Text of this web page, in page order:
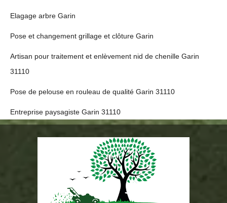
Elagage arbre Garin
Pose et changement grillage et clôture Garin
Artisan pour traitement et enlèvement nid de chenille Garin
31110
Pose de pelouse en rouleau de qualité Garin 31110
Entreprise paysagiste Garin 31110